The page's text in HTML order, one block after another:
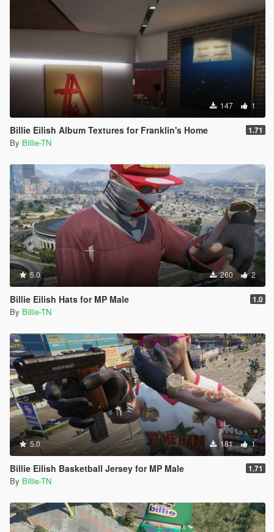
147 1
Billie Eilish Album Textures for Franklin's Home 1.71
By Billie-TN
5.0 260 2
Billie Eilish Hats for MP Male 1.0
By Billie-TN
5.0 181 1
Billie Eilish Basketball Jersey for MP Male 1.71
By Billie-TN